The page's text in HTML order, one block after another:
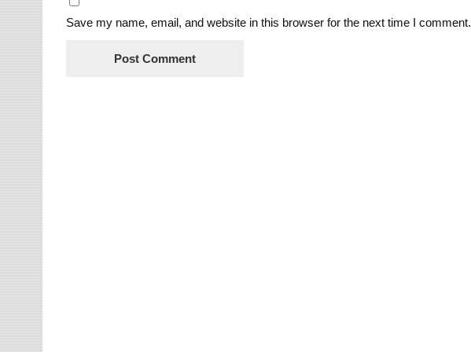
Save my name, email, and website in this browser for the next time I comment.